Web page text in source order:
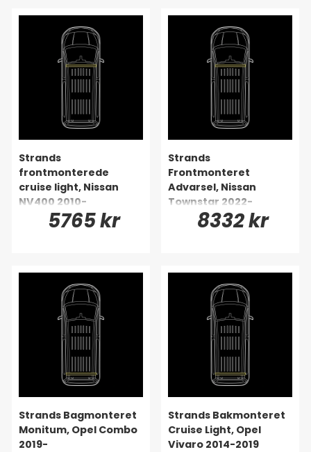
Strands
frontmonterede
cruise light, Nissan
NV400 2010-
5765 kr
Strands
Frontmonteret
Advarsel, Nissan
Townstar 2022-
8332 kr
Strands Bagmonteret
Monitum, Opel Combo
2019-
Strands Bakmonteret
Cruise Light, Opel
Vivaro 2014-2019